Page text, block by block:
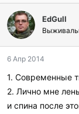
EdGull
6 Апр 2014
1. Современные
2. Лично мне
и спина после